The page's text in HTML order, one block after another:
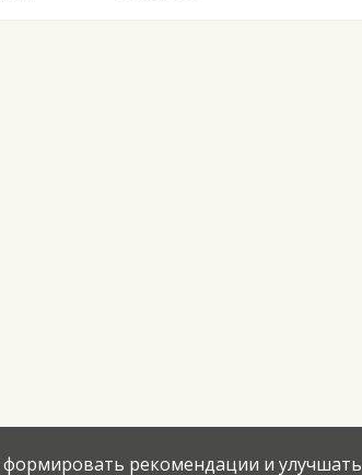
формировать рекомендации и улучшать